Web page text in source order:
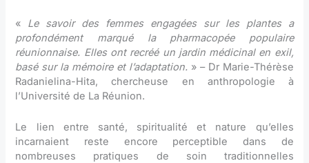
« Le savoir des femmes engagées sur les plantes a
profondément marqué la pharmacopée populaire
réunionnaise. Elles ont recréé un jardin médicinal en exil,
basé sur la mémoire et l’adaptation. » – Dr Marie-Thérèse
Radanielina-Hita, chercheuse en anthropologie à
l’Université de La Réunion.
Le lien entre santé, spiritualité et nature qu’elles
incarnaient reste encore perceptible dans de
nombreuses pratiques de soin traditionnelles